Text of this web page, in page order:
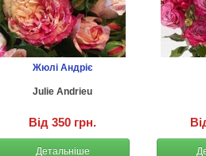
Жюлі Андріє
Julie Andrieu
Від 350 грн.
Детальніше